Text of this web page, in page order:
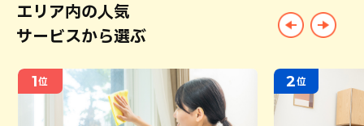
エリア内の人気
サービスから選ぶ
1位 2位